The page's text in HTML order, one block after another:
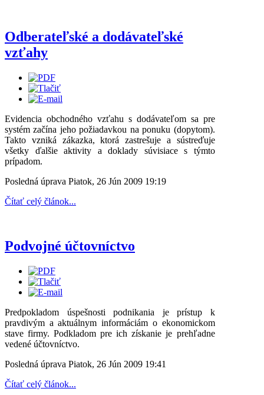
Odberateľské a dodávateľské
vzťahy
Evidencia obchodného vzťahu s dodávateľom sa pre
systém začína jeho požiadavkou na ponuku (dopytom).
Takto vzniká zákazka, ktorá zastrešuje a sústreďuje
všetky ďalšie aktivity a doklady súvisiace s týmto
prípadom.
Posledná úprava Piatok, 26 Jún 2009 19:19
Čítať celý článok...
Podvojné účtovníctvo
Predpokladom úspešnosti podnikania je prístup k
pravdivým a aktuálnym informáciám o ekonomickom
stave firmy. Podkladom pre ich získanie je prehľadne
vedené účtovníctvo.
Posledná úprava Piatok, 26 Jún 2009 19:41
Čítať celý článok...